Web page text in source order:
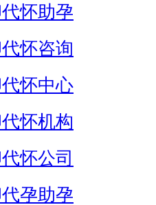
怀助孕
怀咨询
怀中心
怀机构
怀公司
孕助孕